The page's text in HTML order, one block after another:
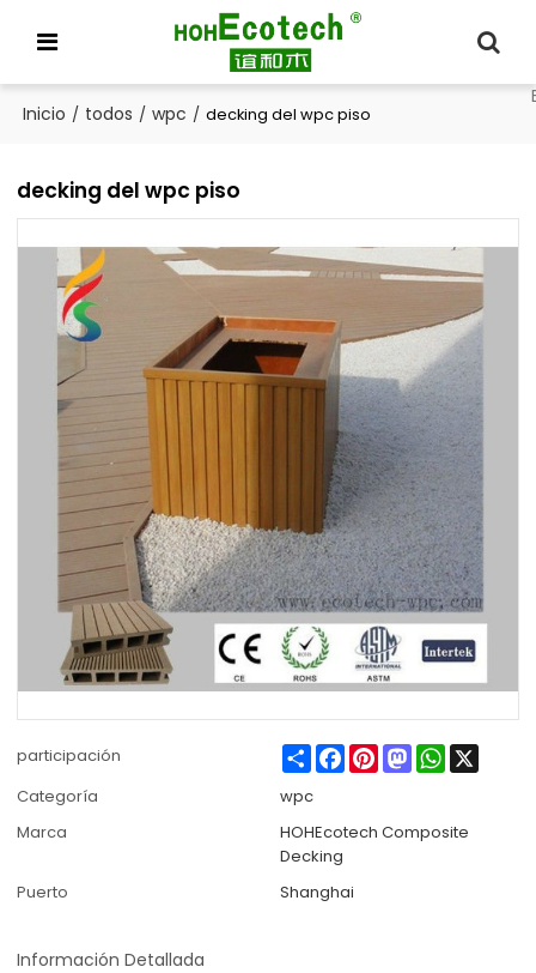
Inicio / todos / wpc / decking del wpc piso
decking del wpc piso
participación ShareFacebook
PinterestMastodonWhatsApp
X
Categoría
wpc
Marca
HOHEcotech Composite
Decking
Puerto
Shanghai
Información Detallada